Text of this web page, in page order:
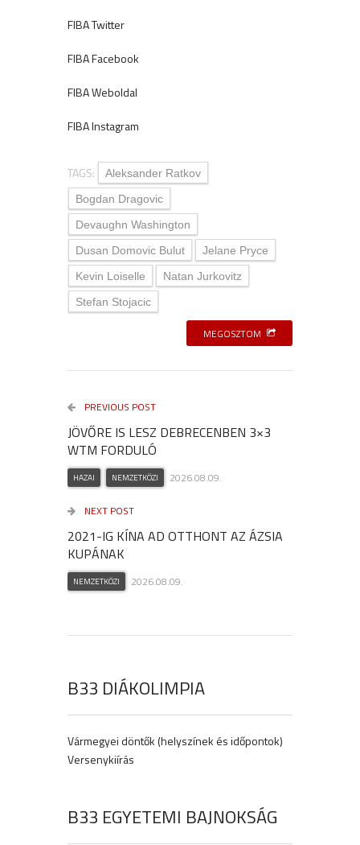
FIBA Twitter
FIBA Facebook
FIBA Weboldal
FIBA Instagram
TAGS:
Aleksander Ratkov
Bogdan Dragovic
Devaughn Washington
Dusan Domovic Bulut
Jelane Pryce
Kevin Loiselle
Natan Jurkovitz
Stefan Stojacic
MEGOSZTOM
PREVIOUS POST
JÖVŐRE IS LESZ DEBRECENBEN 3×3
WTM FORDULÓ
HAZAI NEMZETKÖZI 2026.08.09.
NEXT POST
2021-IG KÍNA AD OTTHONT AZ ÁZSIA
KUPÁNAK
NEMZETKÖZI 2026.08.09.
B33 DIÁKOLIMPIA
Vármegyei döntők (helyszínek és időpontok)
Versenykiírás
B33 EGYETEMI BAJNOKSÁG